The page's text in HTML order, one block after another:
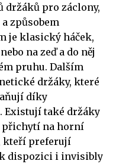
držáků pro záclony,
způsobem
je klasický háček,
na zeď a do něj
pruhu. Dalším
držáky, které
díky
Existují také držáky
přichytí na horní
kteří preferují
dispozici i invisibly